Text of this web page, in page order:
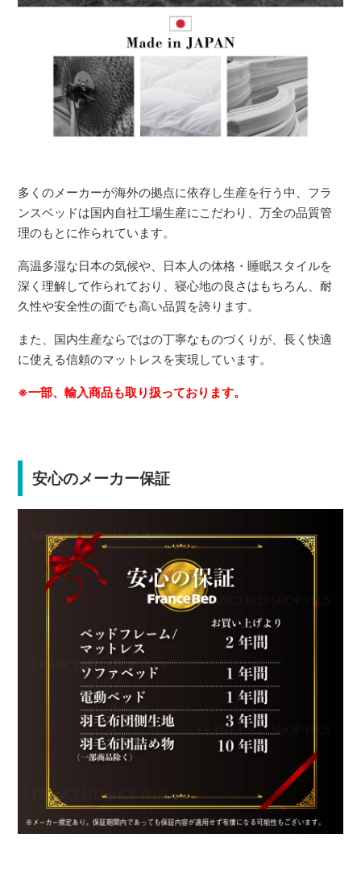
多くのメーカーが海外の拠点に依存し生産を行う中、フラ
ンスベッドは国内自社工場生産にこだわり、万全の品質管
理のもとに作られています。
高温多湿な日本の気候や、日本人の体格・睡眠スタイルを
深く理解して作られており、寝心地の良さはもちろん、耐
久性や安全性の面でも高い品質を誇ります。
また、国内生産ならではの丁寧なものづくりが、長く快適
に使える信頼のマットレスを実現しています。
※一部、輸入商品も取り扱っております。
安心のメーカー保証